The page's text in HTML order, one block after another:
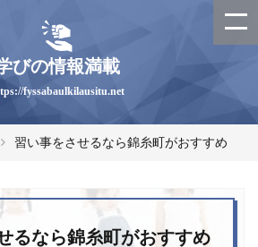
びの情報満載
fyssabaulkilausitu.net
習い事をさせるなら錦糸町がおすすめ
るなら錦糸町がおすすめ